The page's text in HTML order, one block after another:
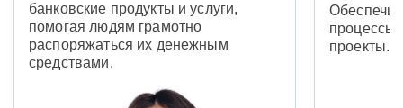
банковские продукты и услуги,
помогая людям грамотно
распоряжаться их денежным
средствами.
процессы
проекты.